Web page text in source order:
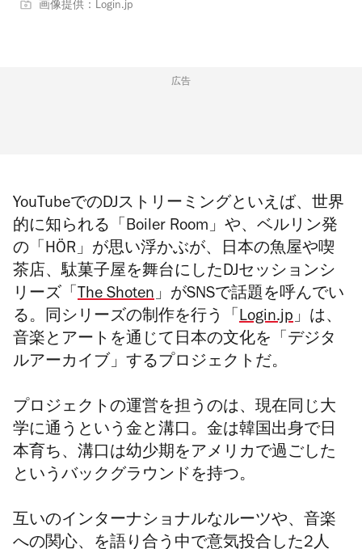
画像提供：Login.jp
広告
YouTubeでのDJストリーミングといえば、世界
的に知られる「Boiler Room」や、ベルリン発
の「HÖR」が思い浮かぶが、日本の魚屋や喫
茶店、駄菓子屋を舞台にしたDJセッションシ
リーズ「 The Shoten」がSNSで話題を呼んでい
る。同シリーズの制作を行う「 Login.jp」は、
音楽とアートを通じて日本の文化を「デジタ
ルアーカイブ」するプロジェクトだ。
プロジェクトの運営を担うのは、現在同じ大
学に通うという金と溝口。金は韓国出身で日
本育ち、溝口は幼少期をアメリカで過ごした
というバックグラウンドを持つ。
互いのインターナショナルなルーツや、音楽
への関心、を語り合う中で意気投合した2人